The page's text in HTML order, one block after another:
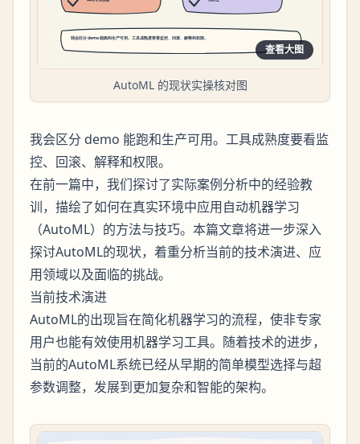
查看大图
AutoML 的现状实操核对图
我会区分 demo 能跑和生产可用。工具成熟度要看监
控、回滚、解释和权限。
在前一篇中，我们探讨了实际案例分析中的经验教
训，描绘了如何在真实环境中应用自动机器学习
（AutoML）的方法与技巧。本篇文章将进一步深入
探讨AutoML的现状，着重分析当前的技术演进、应
用领域以及面临的挑战。
当前技术演进
AutoML的出现旨在简化机器学习的流程，使非专家
用户也能有效使用机器学习工具。随着技术的进步，
当前的AutoML系统已经从早期的简单模型选择与超
参数调整，发展到更加复杂和智能的架构。